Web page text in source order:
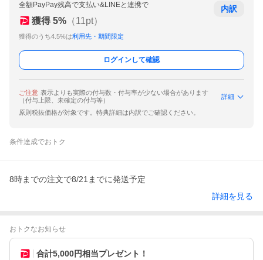
全額PayPay残高で支払い&LINEと連携で
獲得 5% （11pt）
獲得のうち4.5%は利用先・期間限定
内訳
ログインして確認
ご注意 表示よりも実際の付与数・付与率が少ない場合があります
（付与上限、未確定の付与等）
詳細
原則税抜価格が対象です。特典詳細は内訳でご確認ください。
条件達成でおトク
8時までの注文で8/21までに発送予定
詳細を見る
おトクなお知らせ
合計5,000円相当プレゼント！